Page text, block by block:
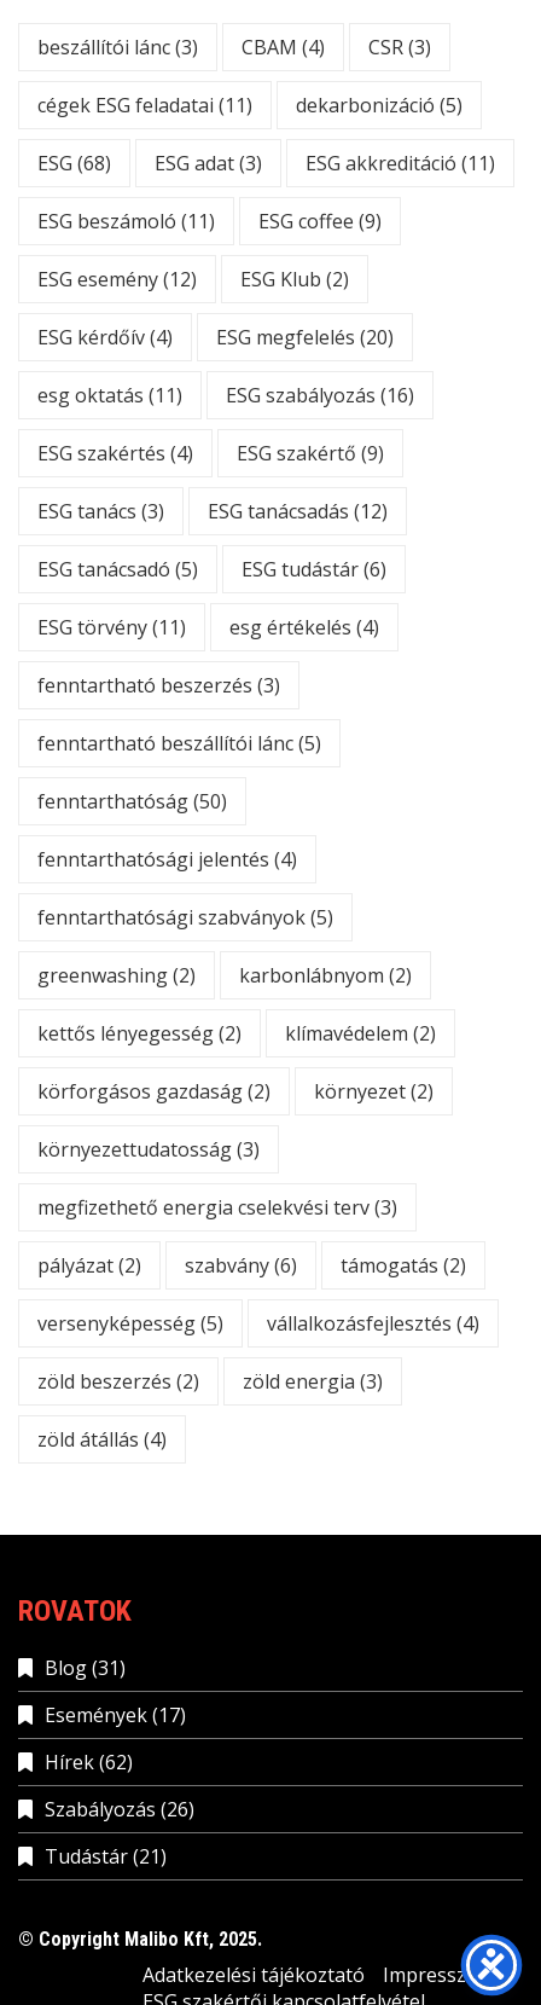
beszállítói lánc(3) CBAM (4) CSR(3)
cégek ESG feladatai (11) dekarbonizáció (5)
ESG (68) ESG adat(3) ESG akkreditáció (11)
ESG beszámoló (11) ESG coffee (9)
ESG esemény(12) ESG Klub (2)
ESG kérdőív(4) ESG megfelelés (20)
esg oktatás (11) ESG szabályozás (16)
ESG szakértés (4) ESG szakértő (9)
ESG tanács (3) ESG tanácsadás (12)
ESG tanácsadó (5) ESG tudástár(6)
ESG törvény(11) esg értékelés (4)
fenntartható beszerzés (3)
fenntartható beszállítói lánc(5)
fenntarthatóság(50)
fenntarthatósági jelentés (4)
fenntarthatósági szabványok(5)
greenwashing(2) karbonlábnyom (2)
kettős lényegesség(2) klímavédelem (2)
körforgásos gazdaság(2) környezet(2)
környezettudatosság(3)
megfizethető energia cselekvési terv(3)
pályázat(2) szabvány(6) támogatás (2)
versenyképesség(5) vállalkozásfejlesztés (4)
zöld beszerzés (2) zöld energia (3)
zöld átállás (4)
ROVATOK
Blog(31)
Események(17)
Hírek(62)
Szabályozás (26)
Tudástár(21)
© Copyright Malibo Kft, 2025.
Adatkezelési tájékoztató
Impresszum